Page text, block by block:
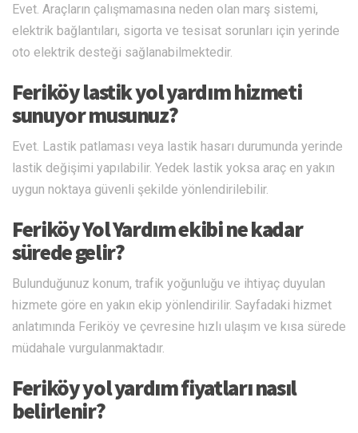
Evet. Araçların çalışmamasına neden olan marş sistemi,
elektrik bağlantıları, sigorta ve tesisat sorunları için yerinde
oto elektrik desteği sağlanabilmektedir.
Feriköy lastik yol yardım hizmeti
sunuyor musunuz?
Evet. Lastik patlaması veya lastik hasarı durumunda yerinde
lastik değişimi yapılabilir. Yedek lastik yoksa araç en yakın
uygun noktaya güvenli şekilde yönlendirilebilir.
Feriköy Yol Yardım ekibi ne kadar
sürede gelir?
Bulunduğunuz konum, trafik yoğunluğu ve ihtiyaç duyulan
hizmete göre en yakın ekip yönlendirilir. Sayfadaki hizmet
anlatımında Feriköy ve çevresine hızlı ulaşım ve kısa sürede
müdahale vurgulanmaktadır.
Feriköy yol yardım fiyatları nasıl
belirlenir?